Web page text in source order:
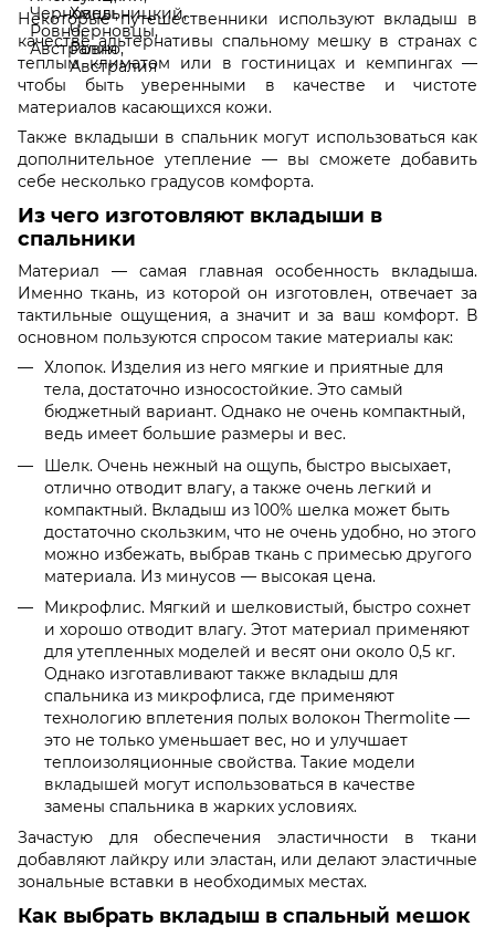
Некоторые путешественники используют вкладыш в
качестве альтернативы спальному мешку в странах с
теплым климатом или в гостиницах и кемпингах —
чтобы быть уверенными в качестве и чистоте
материалов касающихся кожи.
Также вкладыши в спальник могут использоваться как
дополнительное утепление — вы сможете добавить
себе несколько градусов комфорта.
Из чего изготовляют вкладыши в
спальники
Материал — самая главная особенность вкладыша.
Именно ткань, из которой он изготовлен, отвечает за
тактильные ощущения, а значит и за ваш комфорт. В
основном пользуются спросом такие материалы как:
Хлопок. Изделия из него мягкие и приятные для
тела, достаточно износостойкие. Это самый
бюджетный вариант. Однако не очень компактный,
ведь имеет большие размеры и вес.
Шелк. Очень нежный на ощупь, быстро высыхает,
отлично отводит влагу, а также очень легкий и
компактный. Вкладыш из 100% шелка может быть
достаточно скользким, что не очень удобно, но этого
можно избежать, выбрав ткань с примесью другого
материала. Из минусов — высокая цена.
Микрофлис. Мягкий и шелковистый, быстро сохнет
и хорошо отводит влагу. Этот материал применяют
для утепленных моделей и весят они около 0,5 кг.
Однако изготавливают также вкладыш для
спальника из микрофлиса, где применяют
технологию вплетения полых волокон Thermolite —
это не только уменьшает вес, но и улучшает
теплоизоляционные свойства. Такие модели
вкладышей могут использоваться в качестве
замены спальника в жарких условиях.
Зачастую для обеспечения эластичности в ткани
добавляют лайкру или эластан, или делают эластичные
зональные вставки в необходимых местах.
Как выбрать вкладыш в спальный мешок